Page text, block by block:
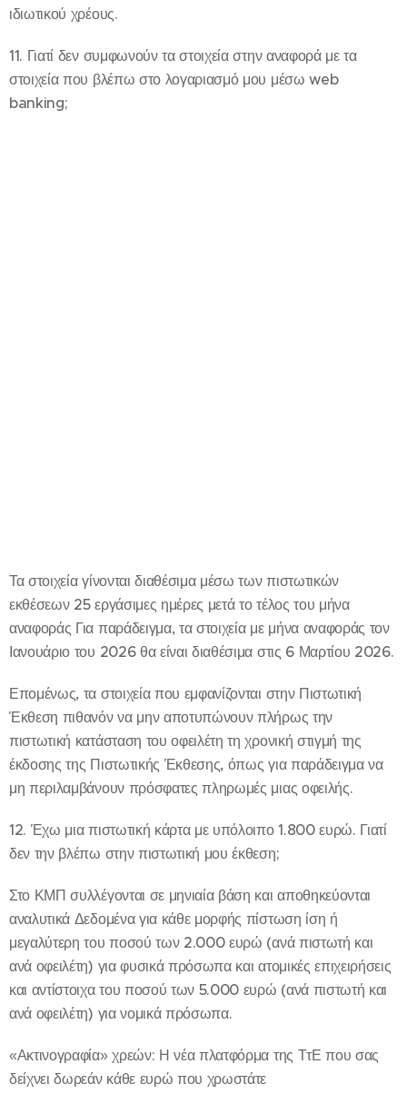
ιδιωτικού χρέους.
11. Γιατί δεν συμφωνούν τα στοιχεία στην αναφορά με τα
στοιχεία που βλέπω στο λογαριασμό μου μέσω web
banking;
Τα στοιχεία γίνονται διαθέσιμα μέσω των πιστωτικών
εκθέσεων 25 εργάσιμες ημέρες μετά το τέλος του μήνα
αναφοράς Για παράδειγμα, τα στοιχεία με μήνα αναφοράς τον
Ιανουάριο του 2026 θα είναι διαθέσιμα στις 6 Μαρτίου 2026.
Επομένως, τα στοιχεία που εμφανίζονται στην Πιστωτική
Έκθεση πιθανόν να μην αποτυπώνουν πλήρως την
πιστωτική κατάσταση του οφειλέτη τη χρονική στιγμή της
έκδοσης της Πιστωτικής Έκθεσης, όπως για παράδειγμα να
μη περιλαμβάνουν πρόσφατες πληρωμές μιας οφειλής.
12. Έχω μια πιστωτική κάρτα με υπόλοιπο 1.800 ευρώ. Γιατί
δεν την βλέπω στην πιστωτική μου έκθεση;
Στο ΚΜΠ συλλέγονται σε μηνιαία βάση και αποθηκεύονται
αναλυτικά Δεδομένα για κάθε μορφής πίστωση ίση ή
μεγαλύτερη του ποσού των 2.000 ευρώ (ανά πιστωτή και
ανά οφειλέτη) για φυσικά πρόσωπα και ατομικές επιχειρήσεις
και αντίστοιχα του ποσού των 5.000 ευρώ (ανά πιστωτή και
ανά οφειλέτη) για νομικά πρόσωπα.
«Ακτινογραφία» χρεών: Η νέα πλατφόρμα της ΤτΕ που σας
δείχνει δωρεάν κάθε ευρώ που χρωστάτε